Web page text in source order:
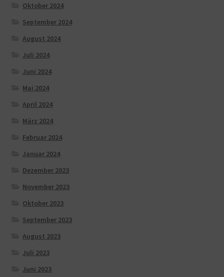
Oktober 2024
September 2024
August 2024
Juli 2024
Juni 2024
Mai 2024
April 2024
März 2024
Februar 2024
Januar 2024
Dezember 2023
November 2023
Oktober 2023
September 2023
August 2023
Juli 2023
Juni 2023